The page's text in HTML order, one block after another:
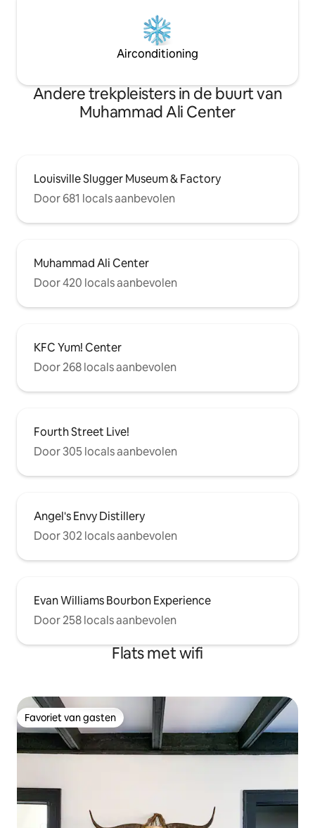
Airconditioning
Andere trekpleisters in de buurt van
Muhammad Ali Center
Louisville Slugger Museum & Factory
Door 681 locals aanbevolen
Muhammad Ali Center
Door 420 locals aanbevolen
KFC Yum! Center
Door 268 locals aanbevolen
Fourth Street Live!
Door 305 locals aanbevolen
Angel's Envy Distillery
Door 302 locals aanbevolen
Evan Williams Bourbon Experience
Door 258 locals aanbevolen
Flats met wifi
Favoriet van gasten
Favoriet van gasten